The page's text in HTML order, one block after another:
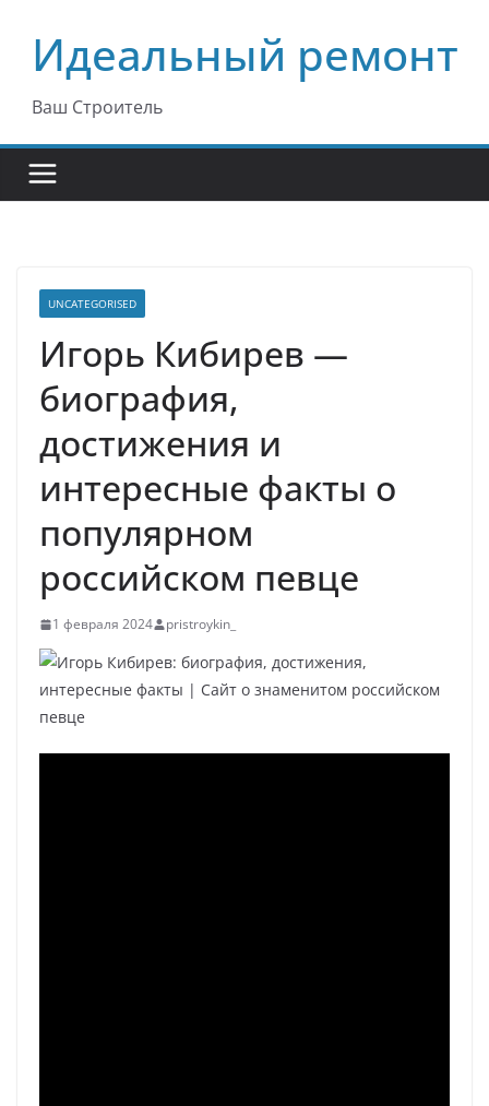
содержимому
Идеальный ремонт
Ваш Строитель
UNCATEGORISED
Игорь Кибирев —
биография,
достижения и
интересные факты о
популярном
российском певце
1 февраля 2024 pristroykin_